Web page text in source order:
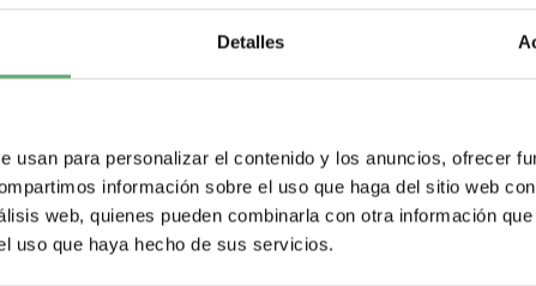
Detalles
usan para personalizar el contenido y los anuncios, ofrecer
información sobre el uso que haga del sitio web
web, quienes pueden combinarla con otra información
uso que haya hecho de sus servicios.
ambiental
ambiental del producto
de circularidad
se necesitan operaciones de reciclaje específicas